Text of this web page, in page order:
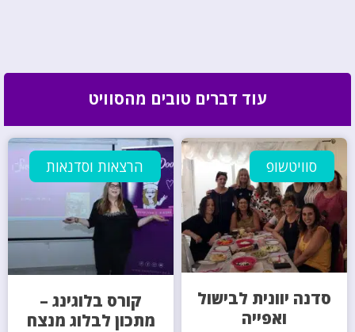
עוד דברים טובים מהסוויט
סוויטשופ
סדנה יוונית לבישול
ואפייה
הרצאות וסדנאות
קורס בלוגינג –
מתכון לבלוג מנצח